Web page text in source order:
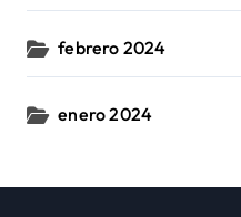
febrero 2024
enero 2024